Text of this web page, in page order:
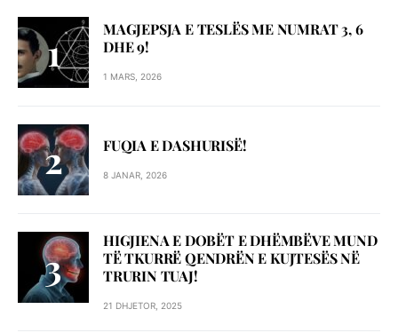
MAGJEPSJA E TESLËS ME NUMRAT 3, 6
DHE 9!
1 MARS, 2026
FUQIA E DASHURISË!
8 JANAR, 2026
HIGJIENA E DOBËT E DHËMBËVE MUND
TË TKURRË QENDRËN E KUJTESËS NË
TRURIN TUAJ!
21 DHJETOR, 2025